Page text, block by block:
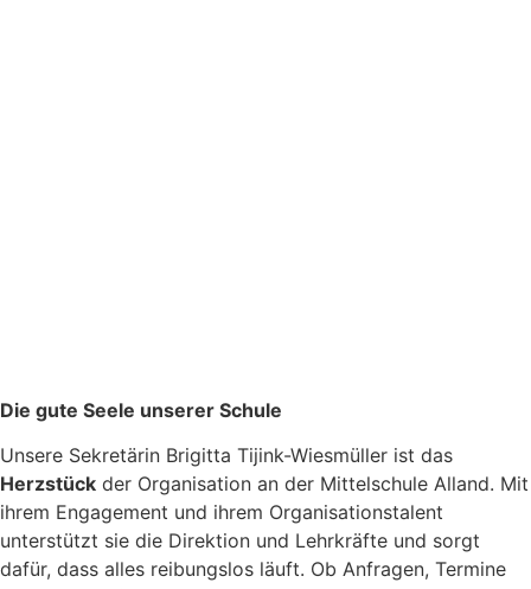
Die gute Seele unserer Schule
Unsere Sekretärin Brigitta Tijink-Wiesmüller ist das
Herzstück der Organisation an der Mittelschule Alland. Mit
ihrem Engagement und ihrem Organisationstalent
unterstützt sie die Direktion und Lehrkräfte und sorgt
dafür, dass alles reibungslos läuft. Ob Anfragen, Termine